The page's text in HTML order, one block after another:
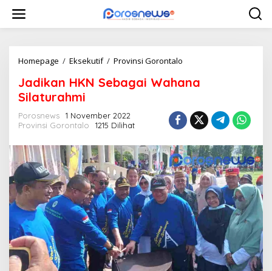
w
Homepage / Eksekutif / Provinsi Gorontalo
d
a
n
K
N
S
e
b
a
a
W
a
Jadikan HKN Sebagai Wahana
Silaturahmi
Porosnews
1 November 2022
Provinsi Gorontalo
1215 Dilihat